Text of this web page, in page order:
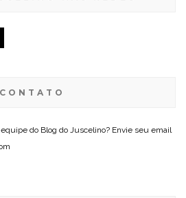
CONTATO
do Blog do Juscelino? Envie seu email